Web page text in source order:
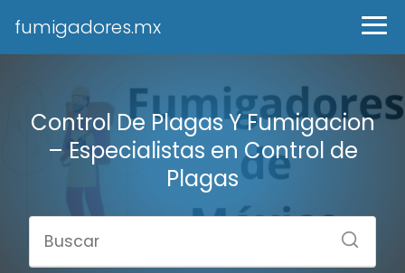
fumigadores.mx
Control De Plagas Y Fumigacion
– Especialistas en Control de
Plagas